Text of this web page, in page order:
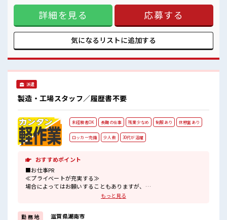
経験OKの仕事≫ 新しいことにチャレンジするのは不安だけ
ど、 しっかり働く環境が整っています！ イチからスキルUP・
ステップUP目指していきましょう！ ≪自分に合った期間で働
ける≫ 福利厚生が整った派遣のお仕事です！ ■職場の雰囲気
『少人数』だからコミュニケーションも取りやすい？ しっか
り休める休憩室あり！ オンオフの切替もできちゃう！ 持ち物
詳細を見る 応募する
気になるリストに追加する
派遣
製造・工場スタッフ／履歴書不要
未経験者OK 長期の仕事 残業少なめ 制服あり 休憩室あり
ロッカー完備 少人数 30代が活躍
おすすめポイント
■お仕事PR
≪プライベートが充実する≫
場合によってはお願いすることもありますが、
≪未経験OKの仕事≫
もっと見る
勤 務 地
滋賀県湖南市